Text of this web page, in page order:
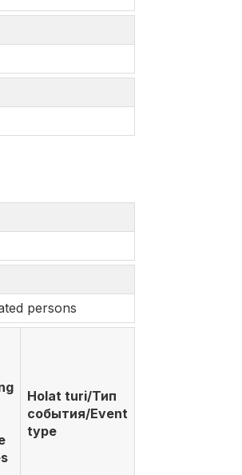
persons
Holat turi/Тип
события/Event
type